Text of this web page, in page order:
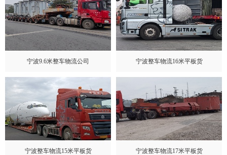
宁波9.6米整车物流公司 宁波整车物流16米平板货
宁波整车物流15米平板货 宁波整车物流17米平板货